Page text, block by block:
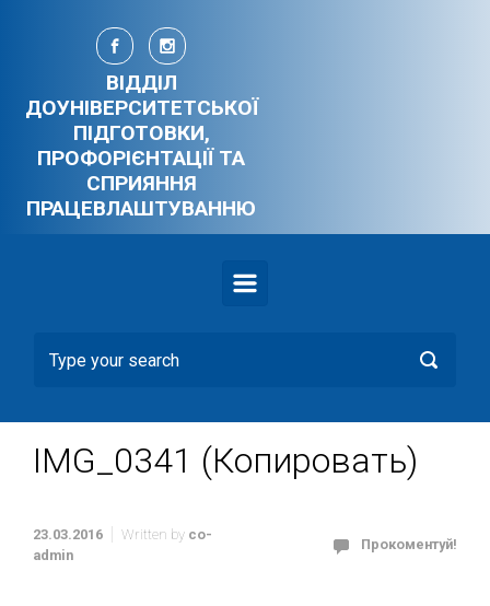
Skip to main content
ВІДДІЛ
ДОУНІВЕРСИТЕТСЬКОЇ
ПІДГОТОВКИ,
ПРОФОРІЄНТАЦІЇ ТА
СПРИЯННЯ
ПРАЦЕВЛАШТУВАННЮ
IMG_0341 (Копировать)
23.03.2016 Written by co-
admin
Прокоментуй!